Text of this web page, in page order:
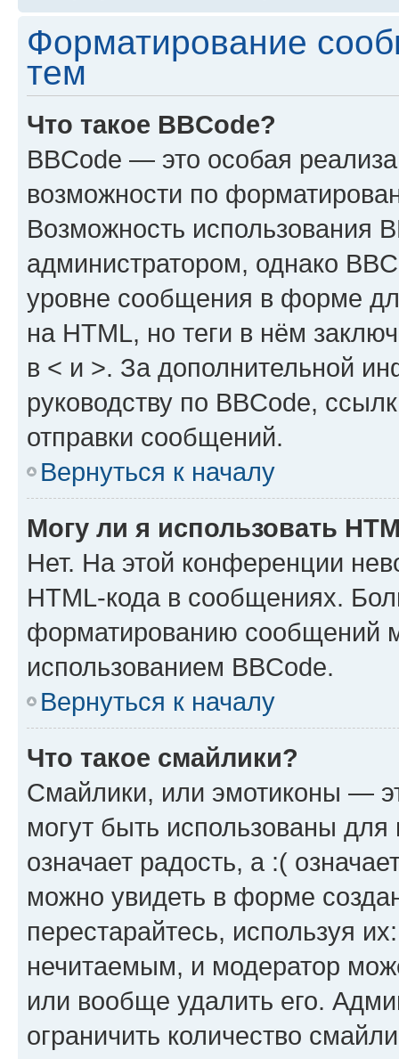
Форматирование
тем
Что такое BBCode?
BBCode — это особая
возможности по
Возможность использования
администратором, однако
уровне сообщения в форме
на HTML, но теги в нём
в < и >. За дополнительной
руководству по BBCode,
отправки сообщений.
Вернуться к началу
Могу ли я использовать
Нет. На этой конференции
HTML-кода в сообщениях.
форматированию сообщений
использованием BBCode.
Вернуться к началу
Что такое смайлики?
Смайлики, или эмотиконы —
могут быть использованы
означает радость, а :(
можно увидеть в форме
перестарайтесь, используя
нечитаемым, и модератор
или вообще удалить его.
ограничить количество